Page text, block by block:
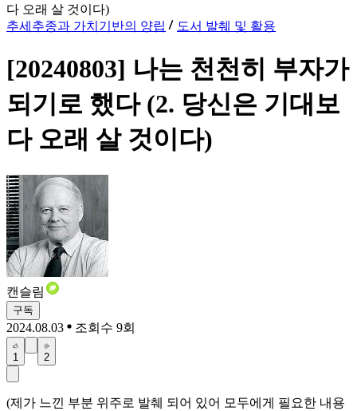
다 오래 살 것이다)
추세추종과 가치기반의 양립
도서 발췌 및 활용
[20240803] 나는 천천히 부자가
되기로 했다 (2. 당신은 기대보
다 오래 살 것이다)
캔슬림
구독
2024.08.03 조회수 9회
1 2
(제가 느낀 부분 위주로 발췌 되어 있어 모두에게 필요한 내용